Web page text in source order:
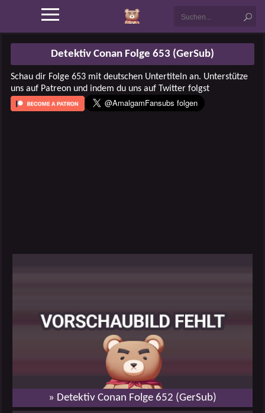
Detektiv Conan Folge 653 (GerSub)
Schau dir Folge 653 mit deutschen Untertiteln an. Unterstütze
uns auf Patreon und indem du uns auf Twitter folgst
» Detektiv Conan Folge 652 (GerSub)